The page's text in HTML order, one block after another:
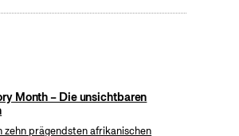
Month – Die unsichtbaren
zehn prägendsten afrikanischen